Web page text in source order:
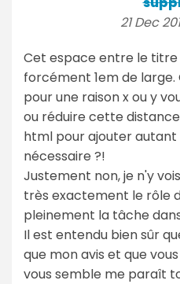
21 Dec
Cet espace entre le
forcément 1em de
pour une raison x ou y
ou réduire cette
html pour ajouter autant
nécessaire ?!
Justement non, je n'y
très exactement le rôle
pleinement la tâche
Il est entendu bien sûr
que mon avis et que
vous semble me paraît